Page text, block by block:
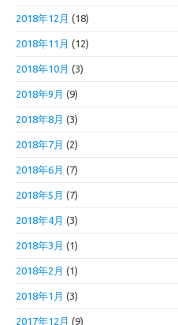
2018年12月 (18)
2018年11月 (12)
2018年10月 (3)
2018年9月 (9)
2018年8月 (3)
2018年7月 (2)
2018年6月 (7)
2018年5月 (7)
2018年4月 (3)
2018年3月 (1)
2018年2月 (1)
2018年1月 (3)
2017年12月 (9)